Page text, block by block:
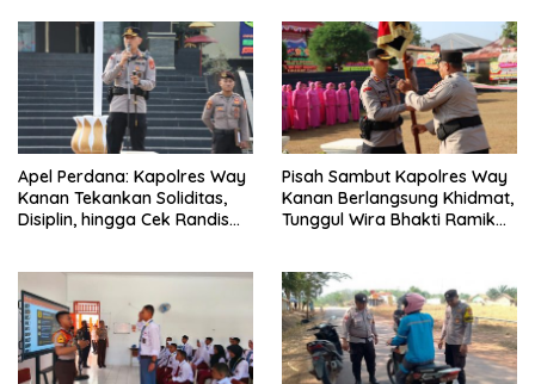
Apel Perdana: Kapolres Way
Kanan Tekankan Soliditas,
Disiplin, hingga Cek Randis
Pisah Sambut Kapolres Way
Kanan Berlangsung Khidmat,
Tunggul Wira Bhakti Ramik